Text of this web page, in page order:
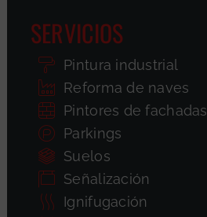
SERVICIOS
Pintura industrial
Reforma de naves
Pintores de fachadas
Parkings
Suelos
Señalización
Ignifugación